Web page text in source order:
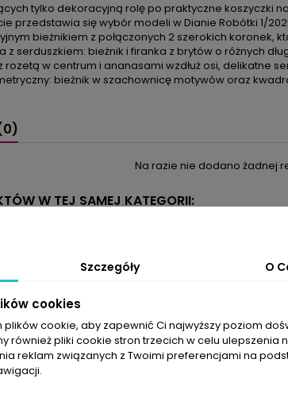
tylko dekoracyjną rolę po praktyczne koszyczki
przedstawia się wybór modeli w Dianie Robótki 1/
bieżnikiem z połączonych 2 szerokich koronek,
z serduszkiem: bieżnik i firanka z brytów o różnych
rozetą w centrum i ananasami wzdłuż osi, delikatne
bieżnik w szachownicę motywów oraz
Na razie nie dodano żadnej
W TEJ SAMEJ KATEGORII:
Szczegóły O
cookies
plików cookie, aby zapewnić Ci najwyższy poziom
również pliki cookie stron trzecich w celu ulepszenia
reklam związanych z Twoimi preferencjami na